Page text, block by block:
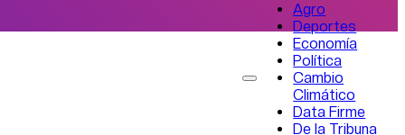
Agro
Deportes
Economía
Política
Cambio
Climático
Data Firme
De la Tribuna